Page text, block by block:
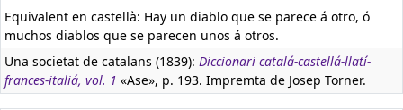
Equivalent en castellà: Hay un diablo que se parece á otro, ó
muchos diablos que se parecen unos á otros.
Una societat de catalans (1839): Diccionari catalá-castellá-llatí-
frances-italiá, vol. 1 «Ase», p. 193. Impremta de Josep Torner.